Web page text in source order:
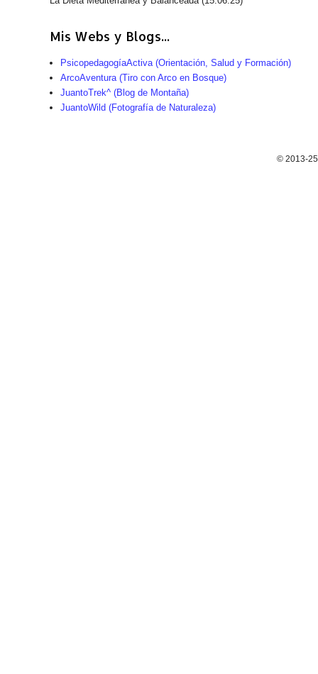
Mis Webs y Blogs...
PsicopedagogíaActiva (Orientación, Salud y Formación)
ArcoAventura (Tiro con Arco en Bosque)
JuantoTrek^ (Blog de Montaña)
JuantoWild (Fotografía de Naturaleza)
© 2013-